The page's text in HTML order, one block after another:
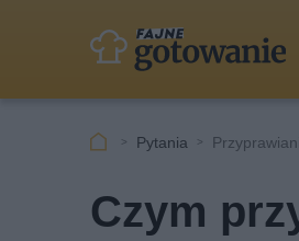
Pytania
Czym